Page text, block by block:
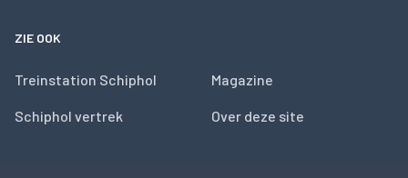
ZIE OOK
Treinstation Schiphol
Schiphol vertrek
Magazine
Over deze site